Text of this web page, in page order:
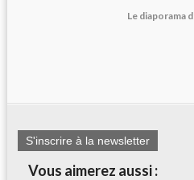
Le diaporama
S'inscrire à la newsletter
Vous aimerez aussi :